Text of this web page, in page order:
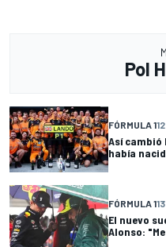
Pol
FÓRMULA 1
Así cambió
había
FÓRMULA 1
El nuevo
Alonso: